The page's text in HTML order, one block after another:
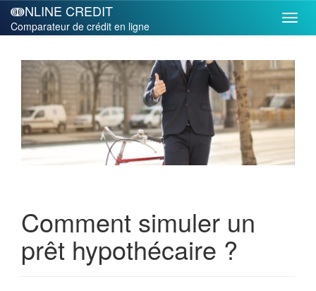
ↈNLINE CREDIT
Comparateur de crédit en ligne
Comment simuler un
prêt hypothécaire ?